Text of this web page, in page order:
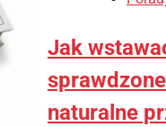
Jak
naturalne